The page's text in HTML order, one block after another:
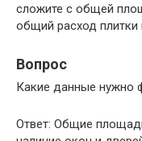
сложите с общей
общий расход плитки
Вопрос
Какие данные нужно
Ответ: Общие